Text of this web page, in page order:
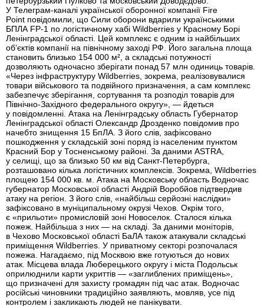
У Телеграм-каналі української оборонної компанії Fire
Point повідомили, що Сили оборони вдарили українськими
БПЛА FP-1 по логістичному хабі Wildberries у Красному Борі
Ленінградської області. Цей комплекс є одним із найбільших
об’єктів компанії на північному заході РФ. Його загальна площа
становить близько 154 000 м², а складські потужності
дозволяють одночасно зберігати понад 57 млн одиниць товарів.
«Через інфраструктуру Wildberries, зокрема, реалізовувалися
товари військового та подвійного призначення, а сам комплекс
забезпечує зберігання, сортування та розподіл товарів для
Північно-Західного федерального округу», — йдеться
у повідомленні. Атака на Ленінградську область Губернатор
Ленінградської області Олександр Дрозденко повідомив про
начебто знищення 15 БпЛА. З його слів, зафіксовано
пошкодження у складській зоні поряд із населеним пунктом
Красний Бор у Тосненському районі. За даними ASTRA,
у селищі, що за близько 50 км від Санкт-Петербурга,
розташовано кілька логістичних комплексів. Зокрема, Wildberries
площею 154 000 кв. м. Атака на Московську область Водночас
губернатор Московської області Андрій Воробйов підтвердив
атаку на регіон. З його слів, «найбільш серйозні наслідки»
зафіксовано в муніципальному окрузі Чехов. Окрім того,
є «прильоти» промисловій зоні Новоселок. Сталося кілька
пожеж. Найбільша з них — на складі. За даними моніторів,
в Чехово Московської області БаЛА також атакували складські
приміщення Wildberries. У приватному секторі розпочалася
пожежа. Нагадаємо, під Москвою вже готуються до нових
атак. Місцева влада Люберецького округу і міста Подольськ
оприлюднили карти укриттів — «заглиблених приміщень»,
що призначені для захисту громадян під час атак. Водночас
російські чиновники традиційно заявляють, мовляв, усе під
контролем і закликають людей не панікувати.